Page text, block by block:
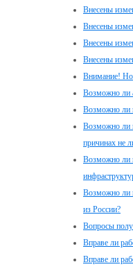
Внесены
Внесены
Внесены
Внесены
Внимание!
Возможно ли
Возможно ли
Возможно ли
причинах не
Возможно ли
Возможно ли
из России?
Вопросы
Вправе ли
Вправе ли